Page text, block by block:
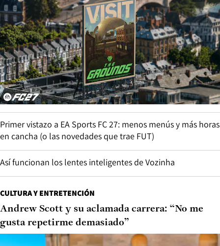
Primer vistazo a EA Sports FC 27: menos menús y más horas
en cancha (o las novedades que trae FUT)
Así funcionan los lentes inteligentes de Vozinha
CULTURA Y ENTRETENCIÓN
Andrew Scott y su aclamada carrera: “No me
gusta repetirme demasiado”